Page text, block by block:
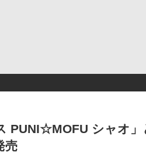
PUNI☆MOFU シャオ
売